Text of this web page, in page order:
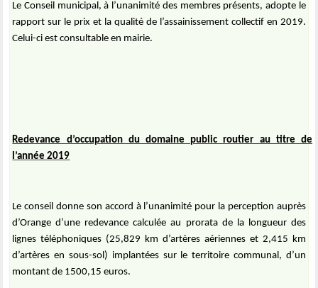
Le Conseil municipal, à l’unanimité des membres présents, adopte le
rapport sur le prix et la qualité de l’assainissement collectif en 2019.
Celui-ci est consultable en mairie.
Redevance d’occupation du domaine public routier au titre de
l’année 2019
Le conseil donne son accord à l’unanimité pour la perception auprès
d’Orange d’une redevance calculée au prorata de la longueur des
lignes téléphoniques (25,829 km d’artères aériennes et 2,415 km
d’artères en sous-sol) implantées sur le territoire communal, d’un
montant de 1500,15 euros.